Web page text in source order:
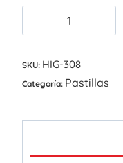
SKU: HIG-308
Categoría: Pastillas